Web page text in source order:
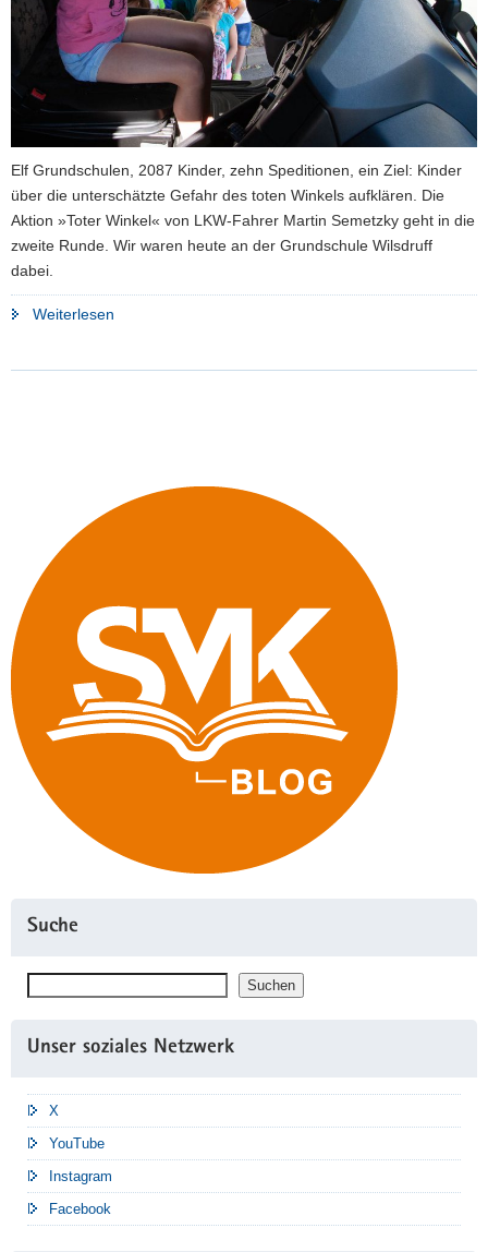
i
Elf Grundschulen, 2087 Kinder, zehn Speditionen, ein Ziel: Kinder
über die unterschätzte Gefahr des toten Winkels aufklären. Die
Aktion »Toter Winkel« von LKW-Fahrer Martin Semetzky geht in die
zweite Runde. Wir waren heute an der Grundschule Wilsdruff
dabei.
Weiterlesen
Suche
Suchen
Unser soziales Netzwerk
X
YouTube
Instagram
Facebook